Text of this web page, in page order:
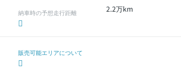
納車時の予想走行距離 2.2万km
販売可能エリアについて